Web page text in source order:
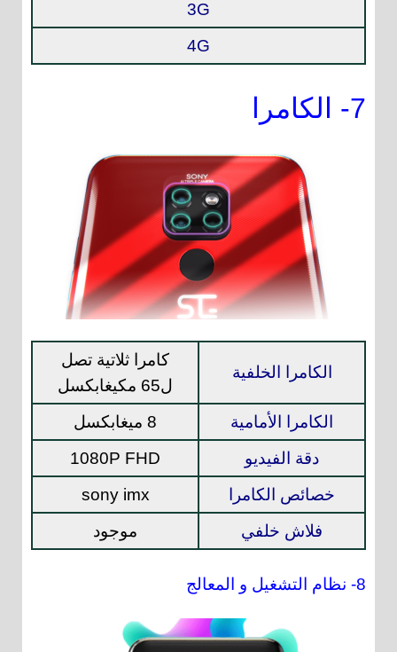
3G
4G
7- الكامرا
الكامرا الخلفية
كامرا ثلاتية تصل
ل65 مكيغابكسل
الكامرا الأمامية
8 ميغابكسل
دقة الفيديو
1080P FHD
خصائص الكامرا
sony imx
فلاش خلفي
موجود
8- نظام التشغيل و المعالج